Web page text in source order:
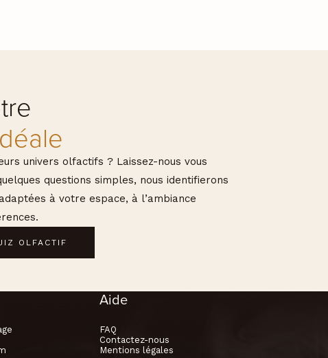
univers olfactifs ? Laissez-nous vous
questions simples, nous identifierons
à votre espace, à l’ambiance
OLFACTIF
Aide
FAQ
Contactez-nous
Mentions légales